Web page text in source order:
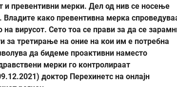
и превентивни мерки. Дел од нив се носење
како превентивна мерка
вирусот. Сето тоа се прави за да се
за третирање на оние на кои им е потребна
да бидеме проактивни наместо
мерки го контролираат
доктор Перехинетс на онлајн